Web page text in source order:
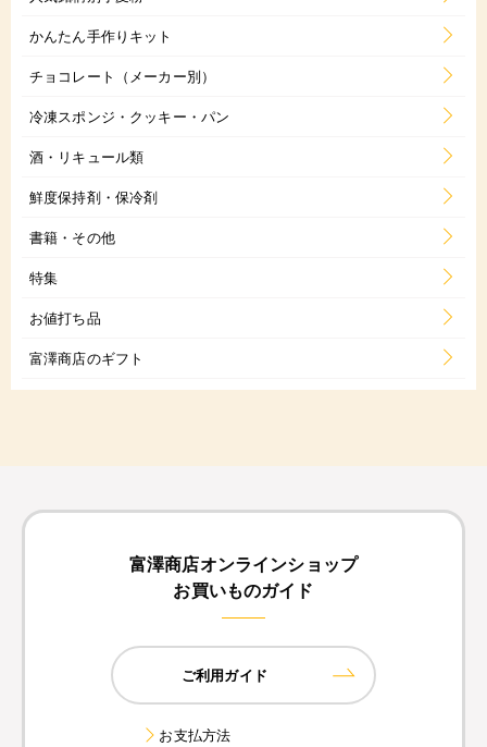
かんたん手作りキット
チョコレート（メーカー別）
冷凍スポンジ・クッキー・パン
酒・リキュール類
鮮度保持剤・保冷剤
書籍・その他
特集
お値打ち品
富澤商店のギフト
富澤商店オンラインショップ
お買いものガイド
ご利用ガイド
お支払方法